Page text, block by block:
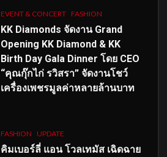
EVENT & CONCERT FASHION
KK Diamonds จัดงาน Grand
Opening KK Diamond & KK
Birth Day Gala Dinner โดย CEO
“คุณกุ๊กไก่ รวิสรา” จัดงานโชว์
เครื่องเพชรมูลค่าหลายล้านบาท
FASHION UPDATE
คิมเบอร์ลี่ แอน โวลเทมัส เฉิดฉาย